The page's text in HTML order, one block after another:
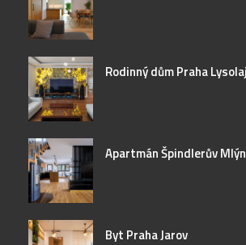
Rodinný dům Praha
Apartmán Špindlerův Mlýn
Byt Praha Jarov